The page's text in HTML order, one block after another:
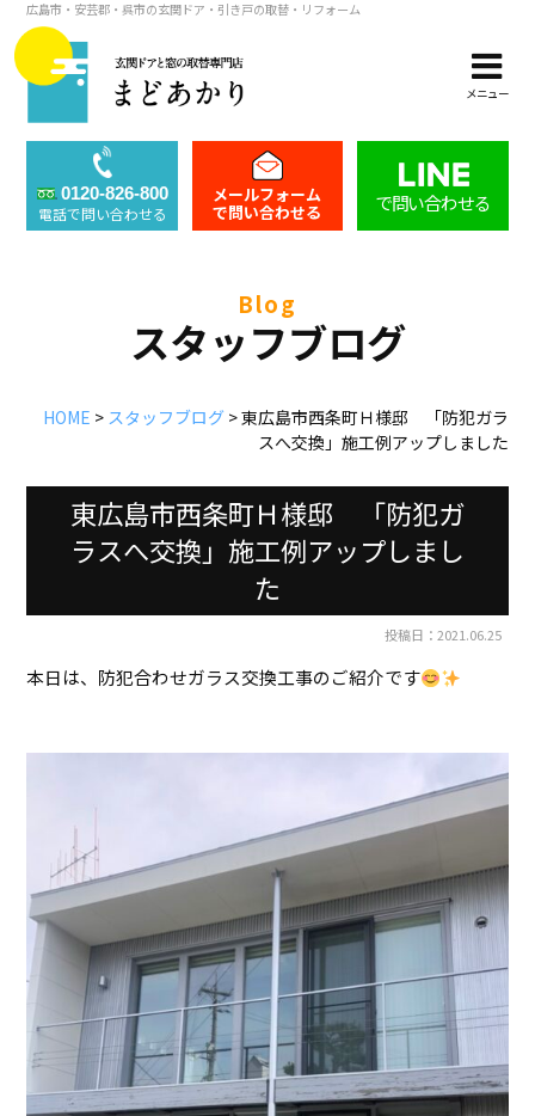
広島市・安芸郡・呉市の玄関ドア・引き戸の取替・リフォーム
メニュー
0120-826-800
電話で問い合わせる
メールフォーム
で問い合わせる で問い合わせる
blog
スタッフブログ
HOME > スタッフブログ>東広島市西条町Ｈ様邸 「防犯ガラ
スへ交換」施工例アップしました
東広島市西条町Ｈ様邸 「防犯ガ
ラスへ交換」施工例アップしまし
た
投稿日：2021.06.25
本日は、防犯合わせガラス交換工事のご紹介です